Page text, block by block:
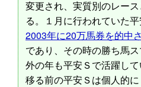
変更され、実質別のレー
る。１月に行われていた
2003年に20万馬券を的中
であり、その時の勝ち馬
外の年も平安Ｓで活躍し
移る前の平安Ｓは個人的